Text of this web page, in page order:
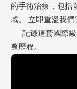
的手術治療，包括
域。 立即重溫我們
——記錄這套國際
整歷程。